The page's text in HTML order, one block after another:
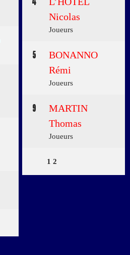
Nicolas
Joueurs
5
BONANNO
Rémi
Joueurs
9
MARTIN
Thomas
Joueurs
12